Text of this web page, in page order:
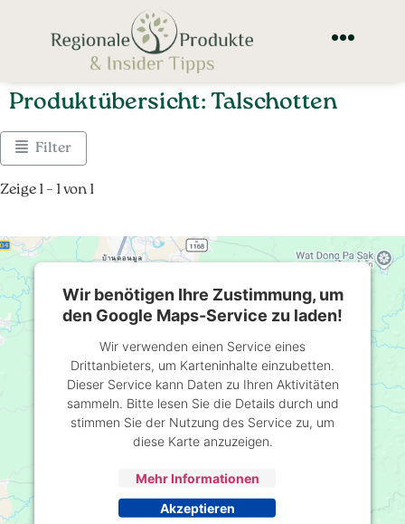
Produktübersicht: Talschotten
Filter
Zeige 1 – 1 von 1
Wir benötigen Ihre Zustimmung, um
den Google Maps-Service zu laden!
Wir verwenden einen Service eines
Drittanbieters, um Karteninhalte einzubetten.
Dieser Service kann Daten zu Ihren Aktivitäten
sammeln. Bitte lesen Sie die Details durch und
stimmen Sie der Nutzung des Service zu, um
diese Karte anzuzeigen.
Mehr Informationen
Akzeptieren